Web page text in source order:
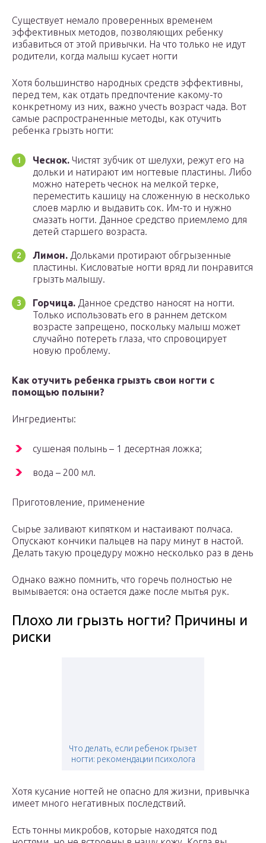
Существует немало проверенных временем
эффективных методов, позволяющих ребенку
избавиться от этой привычки. На что только не идут
родители, когда малыш кусает ногти
Хотя большинство народных средств эффективны,
перед тем, как отдать предпочтение какому-то
конкретному из них, важно учесть возраст чада. Вот
самые распространенные методы, как отучить
ребенка грызть ногти:
Чеснок. Чистят зубчик от шелухи, режут его на
дольки и натирают им ногтевые пластины. Либо
можно натереть чеснок на мелкой терке,
переместить кашицу на сложенную в несколько
слоев марлю и выдавить сок. Им-то и нужно
смазать ногти. Данное средство приемлемо для
детей старшего возраста.
Лимон. Дольками протирают обгрызенные
пластины. Кисловатые ногти вряд ли понравится
грызть малышу.
Горчица. Данное средство наносят на ногти.
Только использовать его в раннем детском
возрасте запрещено, поскольку малыш может
случайно потереть глаза, что спровоцирует
новую проблему.
Как отучить ребенка грызть свои ногти с
помощью полыни?
Ингредиенты:
сушеная полынь – 1 десертная ложка;
вода – 200 мл.
Приготовление, применение
Сырье заливают кипятком и настаивают полчаса.
Опускают кончики пальцев на пару минут в настой.
Делать такую процедуру можно несколько раз в день
Однако важно помнить, что горечь полностью не
вымывается: она остается даже после мытья рук.
Плохо ли грызть ногти? Причины и
риски
Что делать, если ребенок грызет
ногти: рекомендации психолога
Хотя кусание ногтей не опасно для жизни, привычка
имеет много негативных последствий.
Есть тонны микробов, которые находятся под